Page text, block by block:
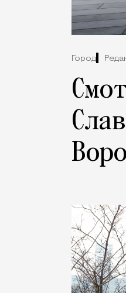
Город